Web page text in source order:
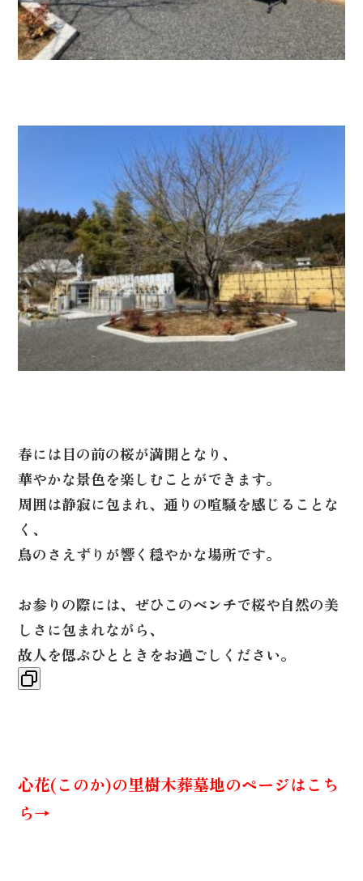
春には目の前の桜が満開となり、
華やかな景色を楽しむことができます。
周囲は静寂に包まれ、通りの喧騒を感じることな
く、
鳥のさえずりが響く穏やかな場所です。
お参りの際には、ぜひこのベンチで桜や自然の美
しさに包まれながら、
故人を偲ぶひとときをお過ごしください。
心花(このか)の里樹木葬墓地のページはこち
ら→